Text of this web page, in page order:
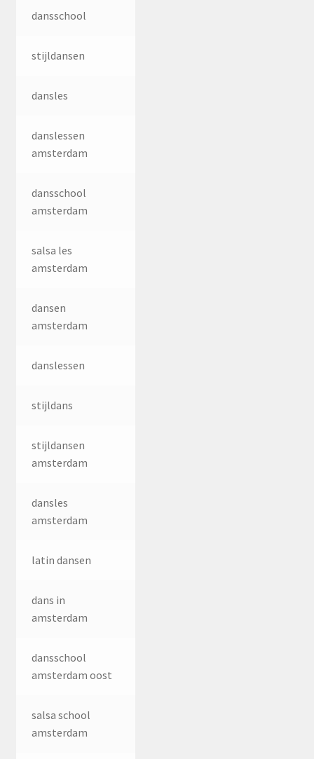
dansschool
stijldansen
dansles
danslessen
amsterdam
dansschool
amsterdam
salsa les
amsterdam
dansen
amsterdam
danslessen
stijldans
stijldansen
amsterdam
dansles
amsterdam
latin dansen
dans in
amsterdam
dansschool
amsterdam oost
salsa school
amsterdam